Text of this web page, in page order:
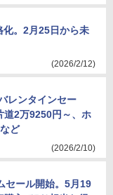
化。2月25日から未
(2026/2/12)
レンタインセー
道2万9250円～、ホ
ど
(2026/2/10)
セール開始。5月19